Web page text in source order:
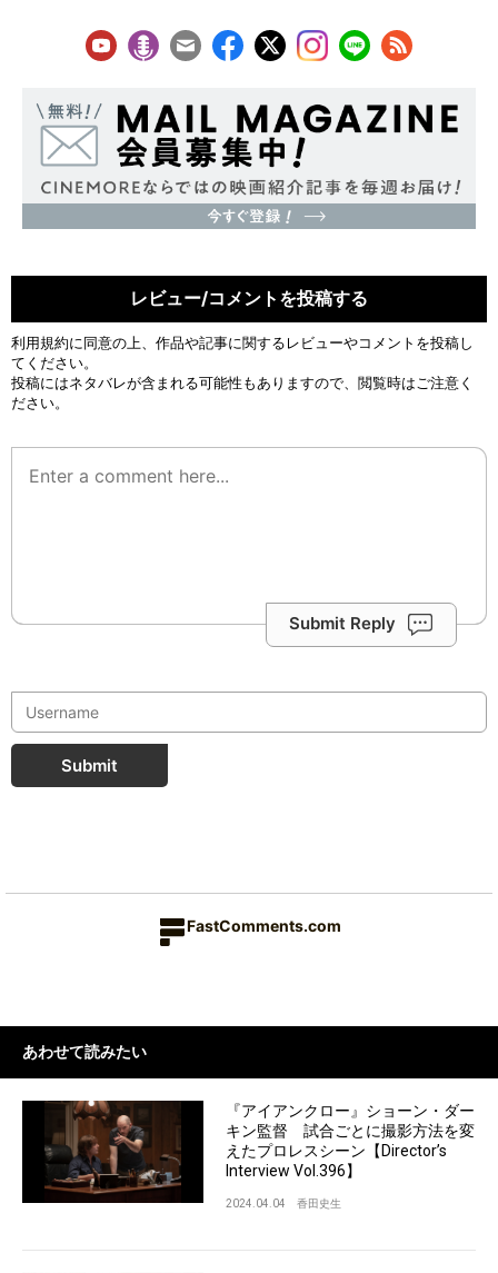
レビュー/コメントを投稿する
利用規約に同意の上、作品や記事に関するレビューやコメントを投稿し
てください。
投稿にはネタバレが含まれる可能性もありますので、閲覧時はご注意く
ださい。
Submit Reply
Submit
FastComments.com
あわせて読みたい
『アイアンクロー』ショーン・ダー
キン監督 試合ごとに撮影方法を変
えたプロレスシーン【Director’s
Interview Vol.396】
2024.04.04 香田史生